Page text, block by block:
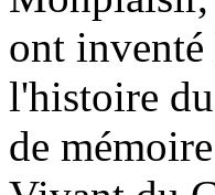
ont
l'histoire
de